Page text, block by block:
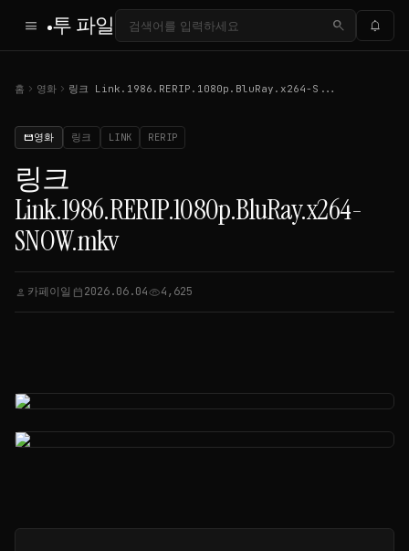
menu 투 파일 search notifications
홈 chevron_right 영화 chevron_right 링크 Link.1986.RERIP.1080p.BluRay.x264-S...
movie영화 링크 LINK RERIP
링크
Link.1986.RERIP.1080p.BluRay.x264-
SNOW.mkv
person 카페이일 calendar_today2026.06.04visibility4,625